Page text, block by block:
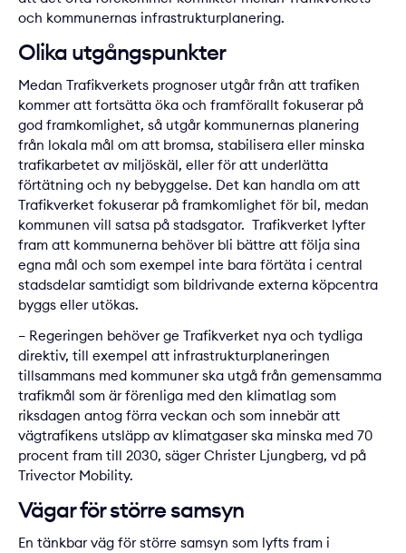
och kommunernas infrastrukturplanering.
Olika utgångspunkter
Medan Trafikverkets prognoser utgår från att trafiken
kommer att fortsätta öka och framförallt fokuserar på
god framkomlighet, så utgår kommunernas planering
från lokala mål om att bromsa, stabilisera eller minska
trafikarbetet av miljöskäl, eller för att underlätta
förtätning och ny bebyggelse. Det kan handla om att
Trafikverket fokuserar på framkomlighet för bil, medan
kommunen vill satsa på stadsgator. Trafikverket lyfter
fram att kommunerna behöver bli bättre att följa sina
egna mål och som exempel inte bara förtäta i central
stadsdelar samtidigt som bildrivande externa köpcentra
byggs eller utökas.
– Regeringen behöver ge Trafikverket nya och tydliga
direktiv, till exempel att infrastrukturplaneringen
tillsammans med kommuner ska utgå från gemensamma
trafikmål som är förenliga med den klimatlag som
riksdagen antog förra veckan och som innebär att
vägtrafikens utsläpp av klimatgaser ska minska med 70
procent fram till 2030, säger Christer Ljungberg, vd på
Trivector Mobility.
Vägar för större samsyn
En tänkbar väg för större samsyn som lyfts fram i